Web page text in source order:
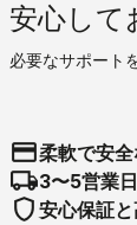
安心して
必要なサポート
credit_card柔軟で安
local_shipping3〜5営業
shield安心保証